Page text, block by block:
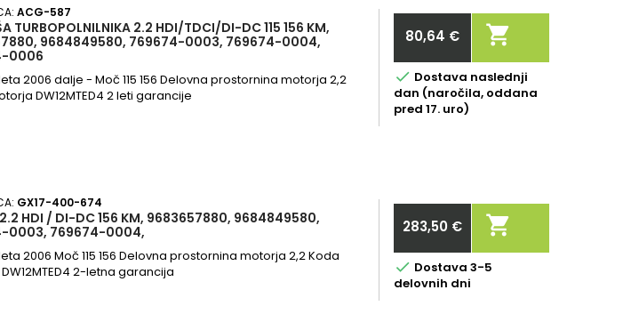
ACG-587
TURBOPOLNILNIKA 2.2 HDI/TDCI/DI-DC 115 156 KM,
9684849580, 769674-0003, 769674-0004,
0006
2006 dalje - Moč 115 156 Delovna prostornina motorja 2,2
DW12MTED4 2 leti garancije
Cena
80,64 € 
 Dostava naslednji
dan (naročila, oddana
pred 17. uro)
GX17-400-674
2.2 HDI / DI-DC 156 KM, 9683657880, 9684849580,
0003, 769674-0004,
2006 Moč 115 156 Delovna prostornina motorja 2,2 Koda
2-letna garancija
Cena
283,50 € 
 Dostava 3-5
delovnih dni